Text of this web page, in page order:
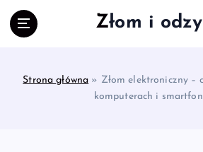
Złom i
Strona główna » Złom elektroniczny –
komputerach i